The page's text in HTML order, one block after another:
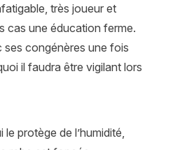
très joueur et
cas une éducation ferme.
ses congénères une fois
il faudra être vigilant lors
protège de l’humidité,